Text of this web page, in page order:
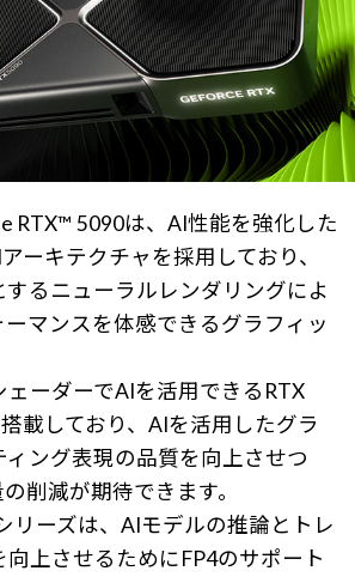
RTX™ 5090は、AI性能を強化した
ーキテクチャを採用しており、
するニューラルレンダリングによ
ーマンスを体感できるグラフィッ
ェーダーでAIを活用できるRTX
載しており、AIを活用したグラ
ィング表現の品質を向上させつ
削減が期待できます。
リーズは、AIモデルの推論とトレ
上させるためにFP4のサポート